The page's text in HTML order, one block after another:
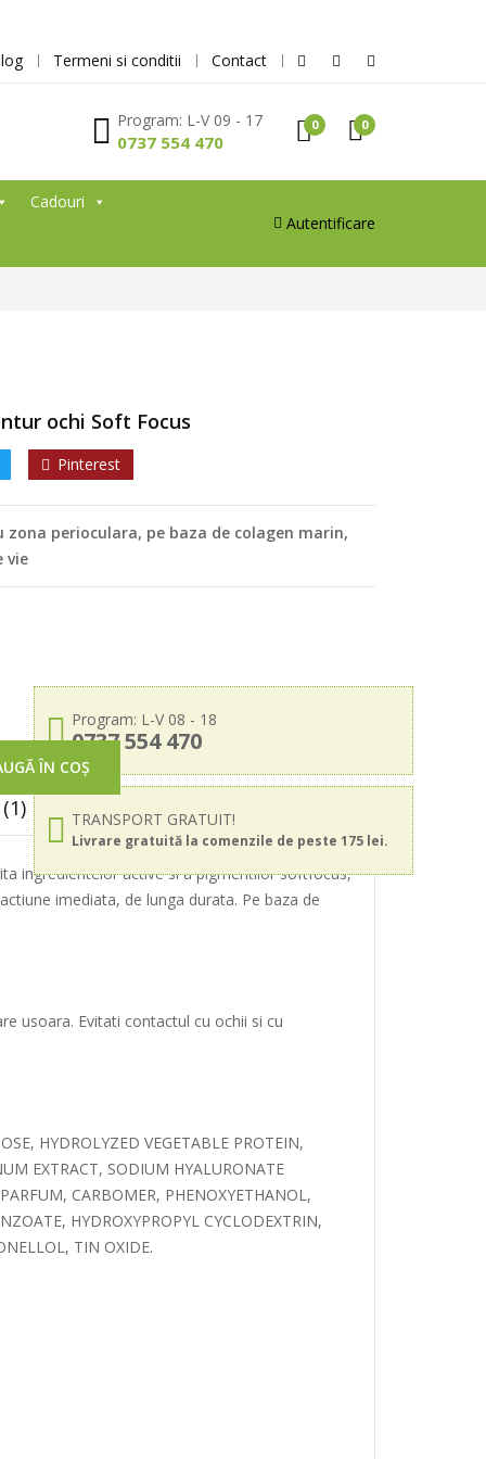
Termeni si conditii Contact
Program: L-V 09 - 17
0737 554 470
0 0
Cadouri
Autentificare
ochi Soft Focus
Pinterest
perioculara, pe baza de colagen marin,
vie
Program: L-V 08 - 18
0737 554 470
TRANSPORT GRATUIT!
Livrare gratuită la comenzile de peste 175 lei.
ÎN COȘ
ingredientelor active si a pigmentilor softfocus,
imediata, de lunga durata. Pe baza de
usoara. Evitati contactul cu ochii si cu
HYDROLYZED VEGETABLE PROTEIN,
EXTRACT, SODIUM HYALURONATE
CARBOMER, PHENOXYETHANOL,
HYDROXYPROPYL CYCLODEXTRIN,
TIN OXIDE.